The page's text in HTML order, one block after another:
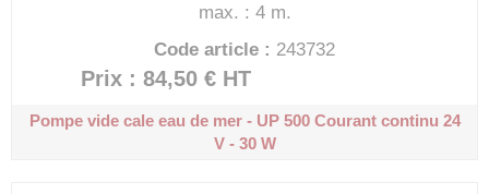
max. : 4 m.
Code article : 243732
Prix : 84,50 € HT
Pompe vide cale eau de mer - UP 500Courant continu 24
V - 30 W